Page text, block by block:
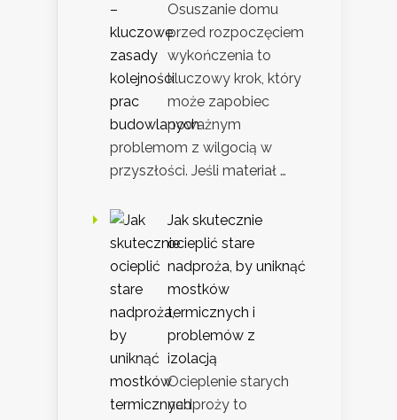
Osuszanie domu
przed rozpoczęciem
wykończenia to
kluczowy krok, który
może zapobiec
poważnym
problemom z wilgocią w
przyszłości. Jeśli materiał …
Jak skutecznie
ocieplić stare
nadproża, by uniknąć
mostków
termicznych i
problemów z
izolacją
Ocieplenie starych
nadproży to